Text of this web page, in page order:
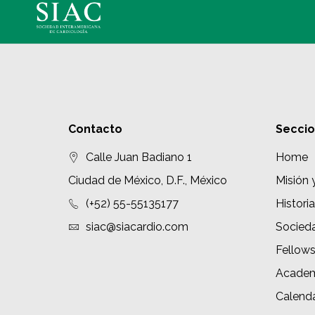
Contacto
Calle Juan Badiano 1
Ciudad de México, D.F., México
(+52) 55-55135177
siac@siacardio.com
Home
Misión
Historia
Fellows